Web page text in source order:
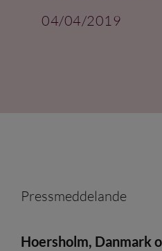
04/04/2019
Pressmeddelande
Hoersholm, Danmark